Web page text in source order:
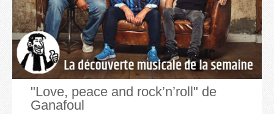
"Love, peace and rock’n’roll" de
Ganafoul